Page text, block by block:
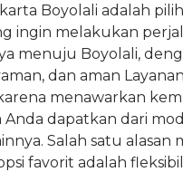
Boyolali adalah
ingin melakukan
menuju Boyolali,
dan aman
menawarkan
Anda dapatkan dari
Salah satu alasan
favorit adalah